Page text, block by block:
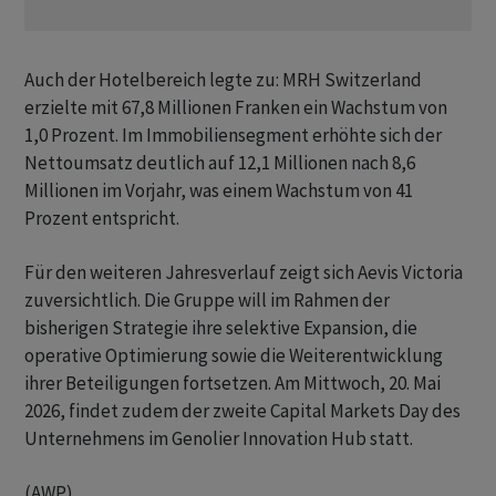
Auch der Hotelbereich legte zu: MRH Switzerland
erzielte mit 67,8 Millionen Franken ein Wachstum von
1,0 Prozent. Im Immobiliensegment erhöhte sich der
Nettoumsatz deutlich auf 12,1 Millionen nach 8,6
Millionen im Vorjahr, was einem Wachstum von 41
Prozent entspricht.
Für den weiteren Jahresverlauf zeigt sich Aevis Victoria
zuversichtlich. Die Gruppe will im Rahmen der
bisherigen Strategie ihre selektive Expansion, die
operative Optimierung sowie die Weiterentwicklung
ihrer Beteiligungen fortsetzen. Am Mittwoch, 20. Mai
2026, findet zudem der zweite Capital Markets Day des
Unternehmens im Genolier Innovation Hub statt.